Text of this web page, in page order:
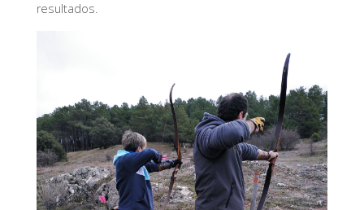
resultados.